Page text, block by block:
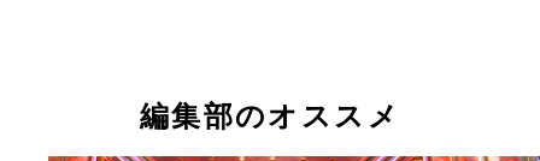
編集部のオススメ